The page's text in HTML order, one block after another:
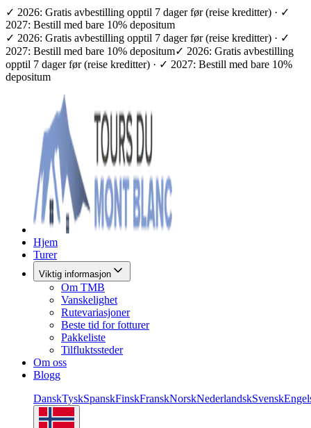
✓ 2026: Gratis avbestilling opptil 7 dager før (reise kreditter) · ✓
2027: Bestill med bare 10% depositum
✓ 2026: Gratis avbestilling opptil 7 dager før (reise kreditter) · ✓
2027: Bestill med bare 10% depositum✓ 2026: Gratis avbestilling
opptil 7 dager før (reise kreditter) · ✓ 2027: Bestill med bare 10%
depositum
Hjem
Turer
Viktig informasjon
Om TMB
Vanskelighet
Rutevariasjoner
Beste tid for fotturer
Pakkeliste
Tilfluktssteder
Om oss
Blogg
DanskTyskSpanskFinskFranskNorskNederlandskSvensk